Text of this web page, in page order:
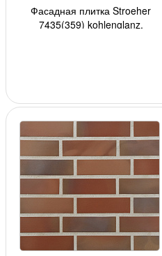
Фасадная плитка Stroeher
7435(359) kohlenglanz,